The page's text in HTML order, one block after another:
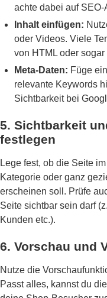
achte dabei auf SEO-
Inhalt einfügen:
oder Videos. Viele
von HTML oder
Meta-Daten: Füge
relevante Keywords
Sichtbarkeit bei
5. Sichtbarkeit
festlegen
Lege fest, ob die Seite
Kategorie oder ganz
erscheinen soll. Prüfe
Seite sichtbar sein darf
Kunden etc.).
6. Vorschau und
Nutze die
Passt alles, kannst du